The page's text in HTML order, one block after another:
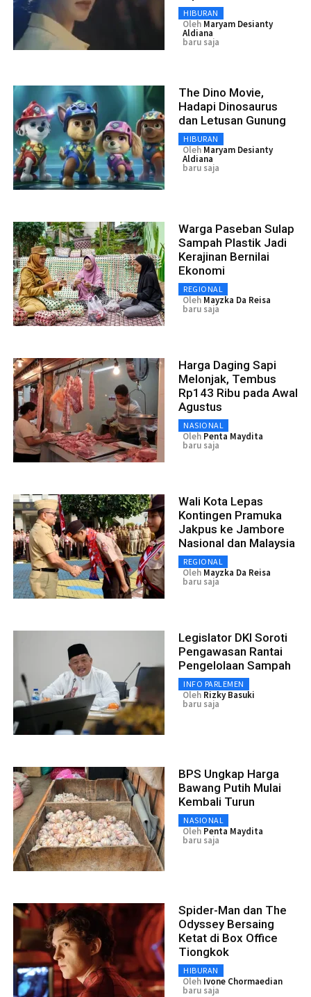
HIBURAN
Oleh Maryam Desianty
Aldiana
baru saja
The Dino Movie,
Hadapi Dinosaurus
dan Letusan Gunung
HIBURAN
Oleh Maryam Desianty
Aldiana
baru saja
Warga Paseban Sulap
Sampah Plastik Jadi
Kerajinan Bernilai
Ekonomi
REGIONAL
Oleh Mayzka Da Reisa
baru saja
Harga Daging Sapi
Melonjak, Tembus
Rp143 Ribu pada Awal
Agustus
NASIONAL
Oleh Penta Maydita
baru saja
Wali Kota Lepas
Kontingen Pramuka
Jakpus ke Jambore
Nasional dan Malaysia
REGIONAL
Oleh Mayzka Da Reisa
baru saja
Legislator DKI Soroti
Pengawasan Rantai
Pengelolaan Sampah
INFO PARLEMEN
Oleh Rizky Basuki
baru saja
BPS Ungkap Harga
Bawang Putih Mulai
Kembali Turun
NASIONAL
Oleh Penta Maydita
baru saja
Spider-Man dan The
Odyssey Bersaing
Ketat di Box Office
Tiongkok
HIBURAN
Oleh Ivone Chormaedian
baru saja